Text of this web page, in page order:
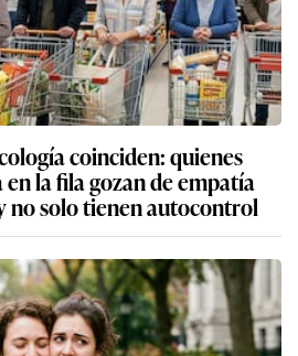
coinciden: quienes
la fila gozan de empatía
no solo tienen autocontrol